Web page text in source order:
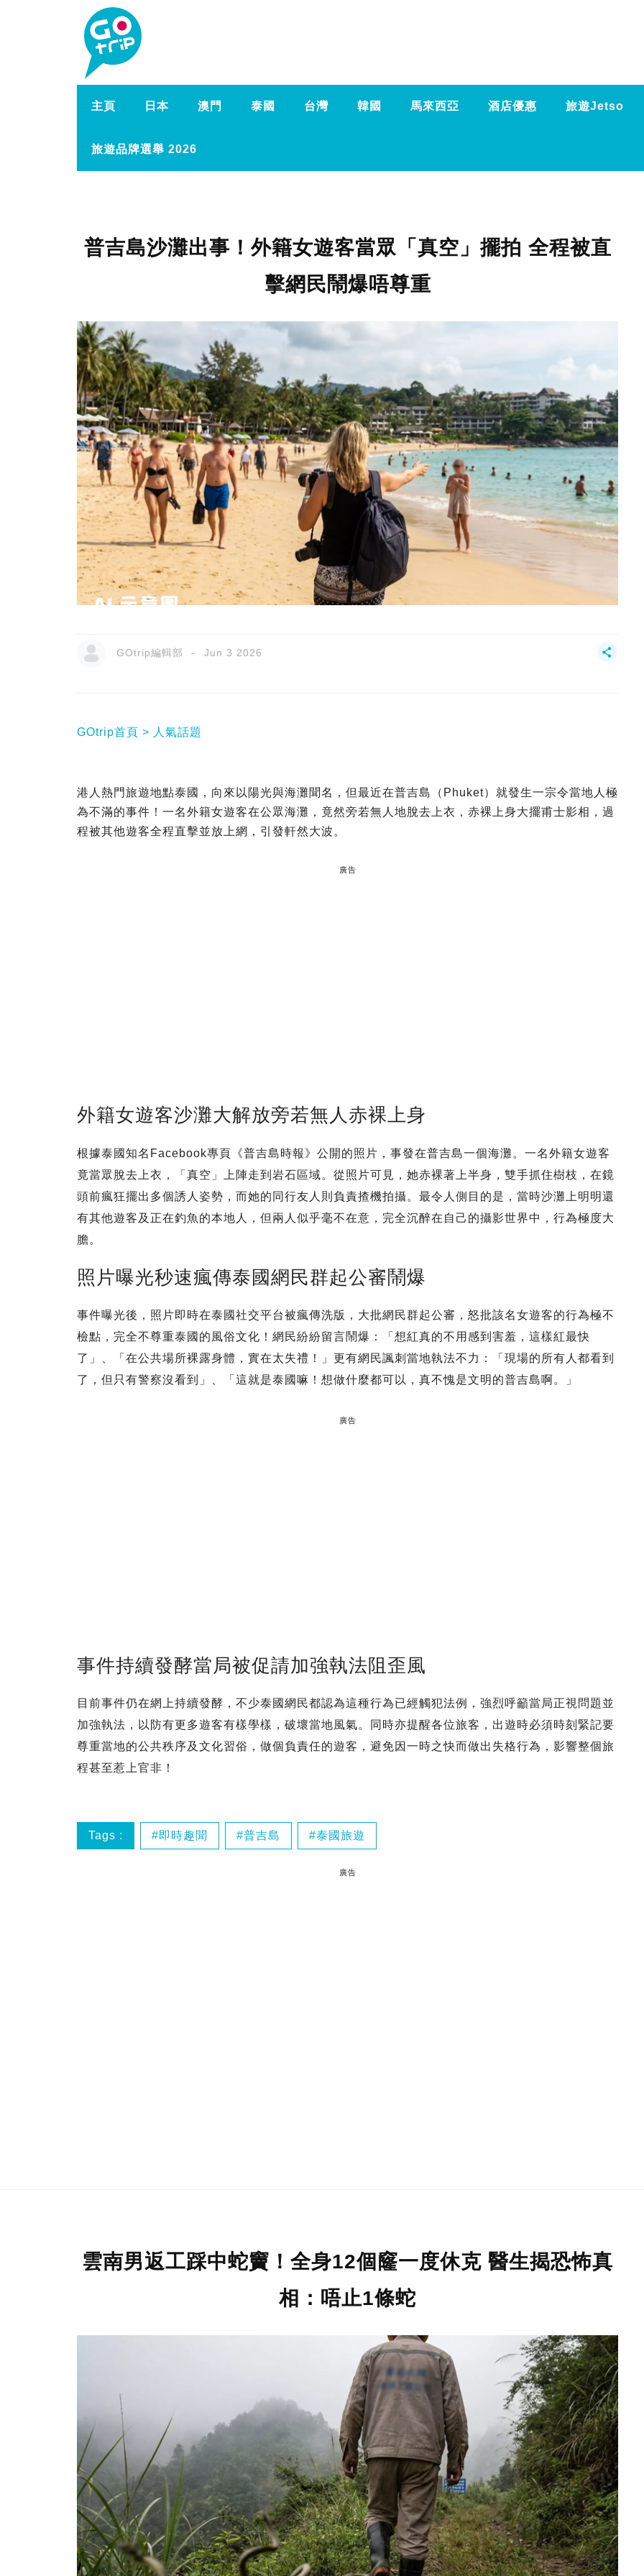
主頁 日本 澳門 泰國 台灣 韓國 馬來西亞 酒店優惠 旅遊Jetso
旅遊品牌選舉 2026
普吉島沙灘出事！外籍女遊客當眾「真空」擺拍 全程被直
擊網民鬧爆唔尊重
GOtrip編輯部 Jun 3 2026
GOtrip首頁 人氣話題
港人熱門旅遊地點泰國，向來以陽光與海灘聞名，但最近在普吉島（Phuket）就發生一宗令當地人極
為不滿的事件！一名外籍女遊客在公眾海灘，竟然旁若無人地脫去上衣，赤裸上身大擺甫士影相，過
程被其他遊客全程直擊並放上網，引發軒然大波。
廣告
外籍女遊客沙灘大解放旁若無人赤裸上身
根據泰國知名Facebook專頁《普吉島時報》公開的照片，事發在普吉島一個海灘。一名外籍女遊客
竟當眾脫去上衣，「真空」上陣走到岩石區域。從照片可見，她赤裸著上半身，雙手抓住樹枝，在鏡
頭前瘋狂擺出多個誘人姿勢，而她的同行友人則負責揸機拍攝。最令人側目的是，當時沙灘上明明還
有其他遊客及正在釣魚的本地人，但兩人似乎毫不在意，完全沉醉在自己的攝影世界中，行為極度大
膽。
照片曝光秒速瘋傳泰國網民群起公審鬧爆
事件曝光後，照片即時在泰國社交平台被瘋傳洗版，大批網民群起公審，怒批該名女遊客的行為極不
檢點，完全不尊重泰國的風俗文化！網民紛紛留言鬧爆：「想紅真的不用感到害羞，這樣紅最快
了」、「在公共場所裸露身體，實在太失禮！」更有網民諷刺當地執法不力：「現場的所有人都看到
了，但只有警察沒看到」、「這就是泰國嘛！想做什麼都可以，真不愧是文明的普吉島啊。」
廣告
事件持續發酵當局被促請加強執法阻歪風
目前事件仍在網上持續發酵，不少泰國網民都認為這種行為已經觸犯法例，強烈呼籲當局正視問題並
加強執法，以防有更多遊客有樣學樣，破壞當地風氣。同時亦提醒各位旅客，出遊時必須時刻緊記要
尊重當地的公共秩序及文化習俗，做個負責任的遊客，避免因一時之快而做出失格行為，影響整個旅
程甚至惹上官非！
Tags : 即時趣聞 普吉島 泰國旅遊
廣告
雲南男返工踩中蛇竇！全身12個窿一度休克 醫生揭恐怖真
相：唔止1條蛇